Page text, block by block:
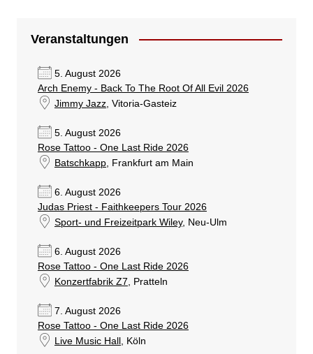
Veranstaltungen
5. August 2026
Arch Enemy - Back To The Root Of All Evil 2026
Jimmy Jazz, Vitoria-Gasteiz
5. August 2026
Rose Tattoo - One Last Ride 2026
Batschkapp, Frankfurt am Main
6. August 2026
Judas Priest - Faithkeepers Tour 2026
Sport- und Freizeitpark Wiley, Neu-Ulm
6. August 2026
Rose Tattoo - One Last Ride 2026
Konzertfabrik Z7 , Pratteln
7. August 2026
Rose Tattoo - One Last Ride 2026
Live Music Hall, Köln